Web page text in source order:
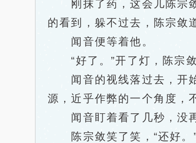
刚抹了药，这会儿陈宗敛
的看到，躲不过去，陈宗敛
闻音便等着他。
“好了。”开了灯，陈宗敛
闻音的视线落过去，开始
源，近乎作弊的一个角度，
闻音盯着看了几秒，没再
陈宗敛笑了笑，“还好。